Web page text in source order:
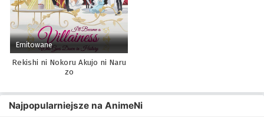
Emitowane
Rekishi ni Nokoru Akujo ni Naru
zo
Najpopularniejsze na AnimeNi